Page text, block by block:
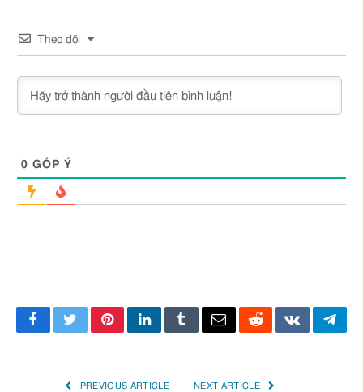
Theo dõi
0 GÓP Ý
Facebook
TwitterPinterestLinkedInTumblrEmailRedditVKontakte
PREVIOUS ARTICLE NEXT ARTICLE